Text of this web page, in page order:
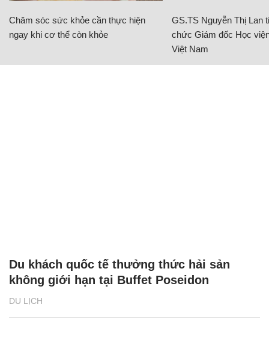
Chăm sóc sức khỏe cần thực hiện
ngay khi cơ thể còn khỏe
GS.TS Nguyễn Thị Lan
chức Giám đốc Học
Việt Nam
DU LỊCH
Du khách quốc tế thưởng thức hải sản
không giới hạn tại Buffet Poseidon